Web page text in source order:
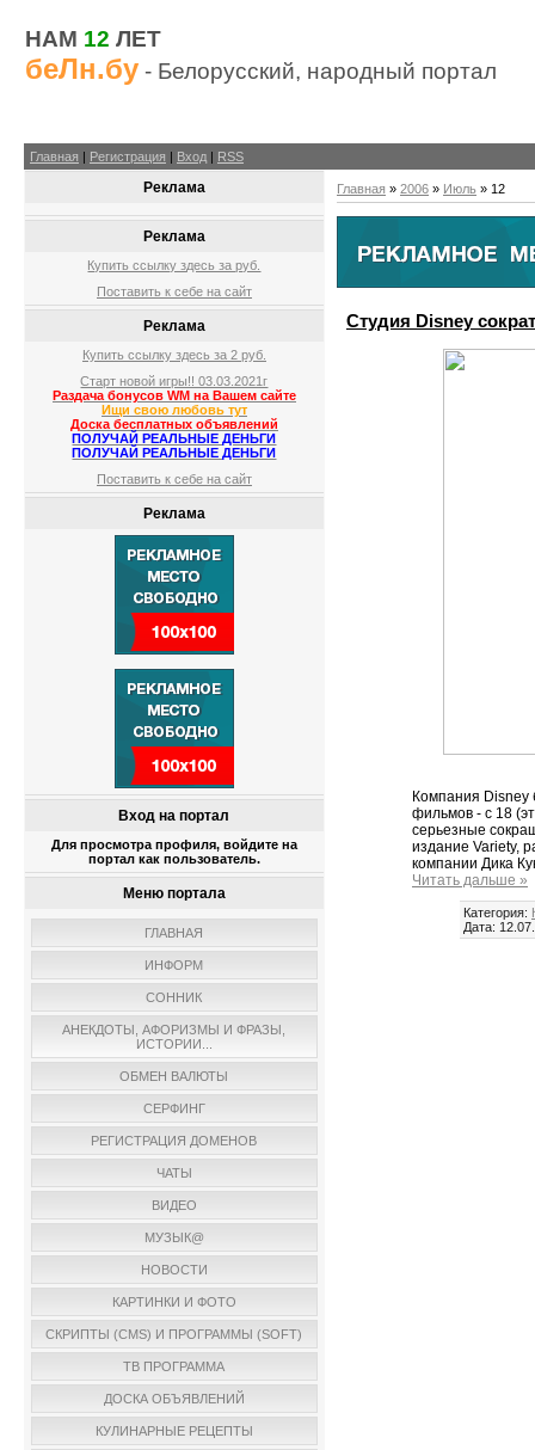
НАМ 12 ЛЕТ
беЛн.бу - Белорусский, народный портал
Главная | Регистрация | Вход | RSS
Реклама
Реклама
Купить ссылку здесь заруб.
Поставить к себе на сайт
Реклама
Купить ссылку здесь за 2 руб.
Старт новой игры!! 03.03.2021г
Раздача бонусов WM на Вашем сайте
Ищи свою любовь тут
Доска бесплатных объявлений
ПОЛУЧАЙ РЕАЛЬНЫЕ ДЕНЬГИ
ПОЛУЧАЙ РЕАЛЬНЫЕ ДЕНЬГИ
Поставить к себе на сайт
Реклама
Вход на портал
Для просмотра профиля, войдите на
портал как пользователь.
Меню портала
ГЛАВНАЯ
ИНФОРМ
СОННИК
АНЕКДОТЫ, АФОРИЗМЫ И ФРАЗЫ,
ИСТОРИИ...
ОБМЕН ВАЛЮТЫ
СЕРФИНГ
РЕГИСТРАЦИЯ ДОМЕНОВ
ЧАТЫ
ВИДЕО
МУЗЫК@
НОВОСТИ
КАРТИНКИ И ФОТО
СКРИПТЫ (CMS) И ПРОГРАММЫ (SOFT)
ТВ ПРОГРАММА
ДОСКА ОБЪЯВЛЕНИЙ
КУЛИНАРНЫЕ РЕЦЕПТЫ
Главная » 2006 » Июль » 12
Студия Disney
Компания Disney
фильмов - с 18
серьезные
издание Variety,
компании Дика
Читать дальше »
Категория:
Дата: